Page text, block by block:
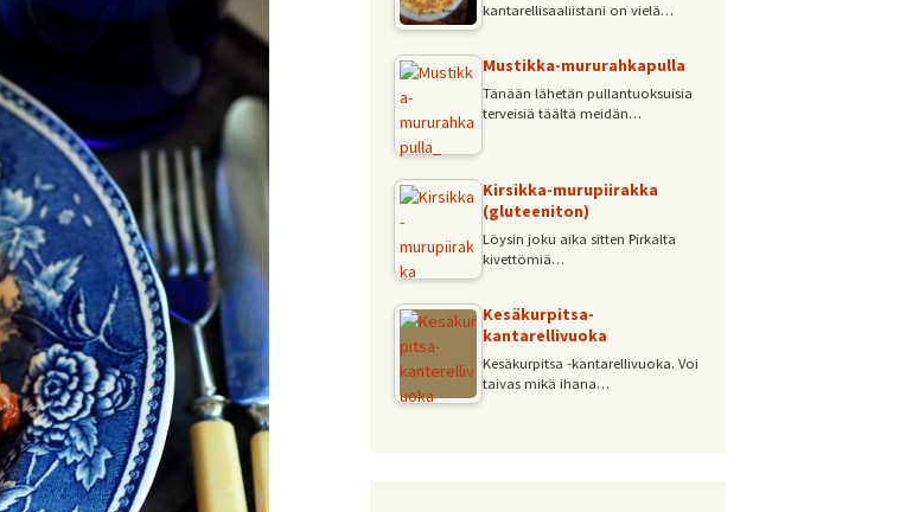
kantarellisaaliistani on vielä…
Mustikka-mururahkapulla
Tänään lähetän pullantuoksuisia
terveisiä täältä meidän…
Kirsikka-murupiirakka
(gluteeniton)
Löysin joku aika sitten Pirkalta
kivettömiä…
Kesäkurpitsa-
kantarellivuoka
Kesäkurpitsa -kantarellivuoka. Voi
taivas mikä ihana…